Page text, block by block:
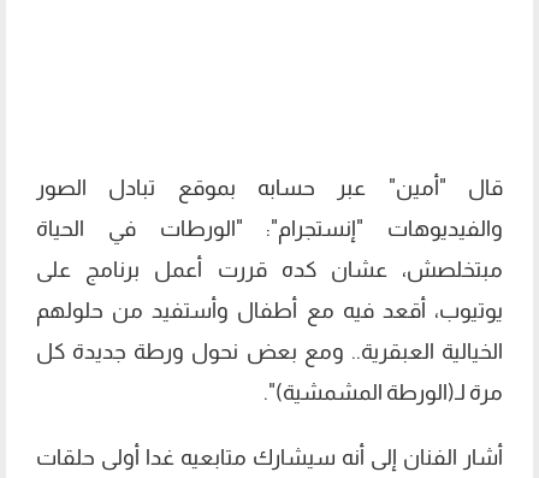
قال "أمين" عبر حسابه بموقع تبادل الصور
والفيديوهات "إنستجرام": "الورطات في الحياة
مبتخلصش، عشان كده قررت أعمل برنامج على
يوتيوب، أقعد فيه مع أطفال وأستفيد من حلولهم
الخيالية العبقرية.. ومع بعض نحول ورطة جديدة كل
مرة لـ(الورطة المشمشية)".
أشار الفنان إلى أنه سيشارك متابعيه غدا أولى حلقات